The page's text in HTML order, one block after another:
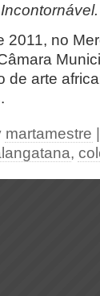
2011, no
de arte
martamestre
,